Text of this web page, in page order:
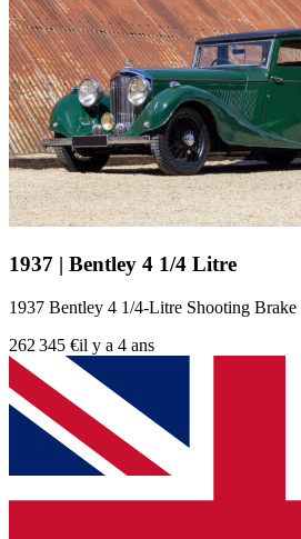
1937 | Bentley 4 1/4 Litre
1937 Bentley 4 1/4-Litre Shooting Brake
262 345 €il y a 4 ans